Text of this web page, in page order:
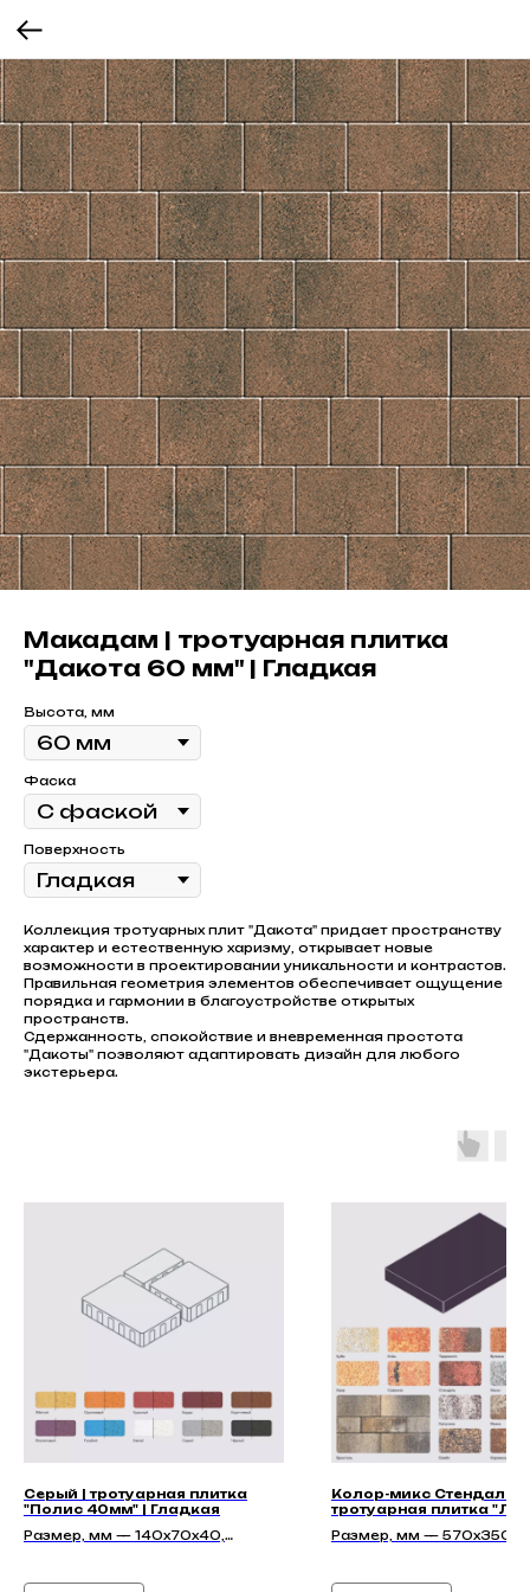
Макадам | тротуарная плитка
"Дакота 60 мм" | Гладкая
Высота, мм
Фаска
Поверхность
Коллекция тротуарных плит "Дакота" придает пространству
характер и естественную харизму, открывает новые
возможности в проектировании уникальности и контрастов.
Правильная геометрия элементов обеспечивает ощущение
порядка и гармонии в благоустройстве открытых
пространств.
Сдержанность, спокойствие и вневременная простота
"Дакоты" позволяют адаптировать дизайн для любого
экстерьера.
Серый | тротуарная плитка
"Полис 40мм" | Гладкая
Размер, мм — 140х70х40,
Колор-микс Стендаль |
тротуарная плитка
Размер, мм —